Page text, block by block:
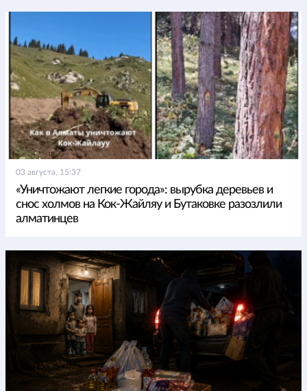
03 августа, 15:37
«Уничтожают легкие города»: вырубка деревьев и
снос холмов на Кок-Жайляу и Бутаковке разозлили
алматинцев